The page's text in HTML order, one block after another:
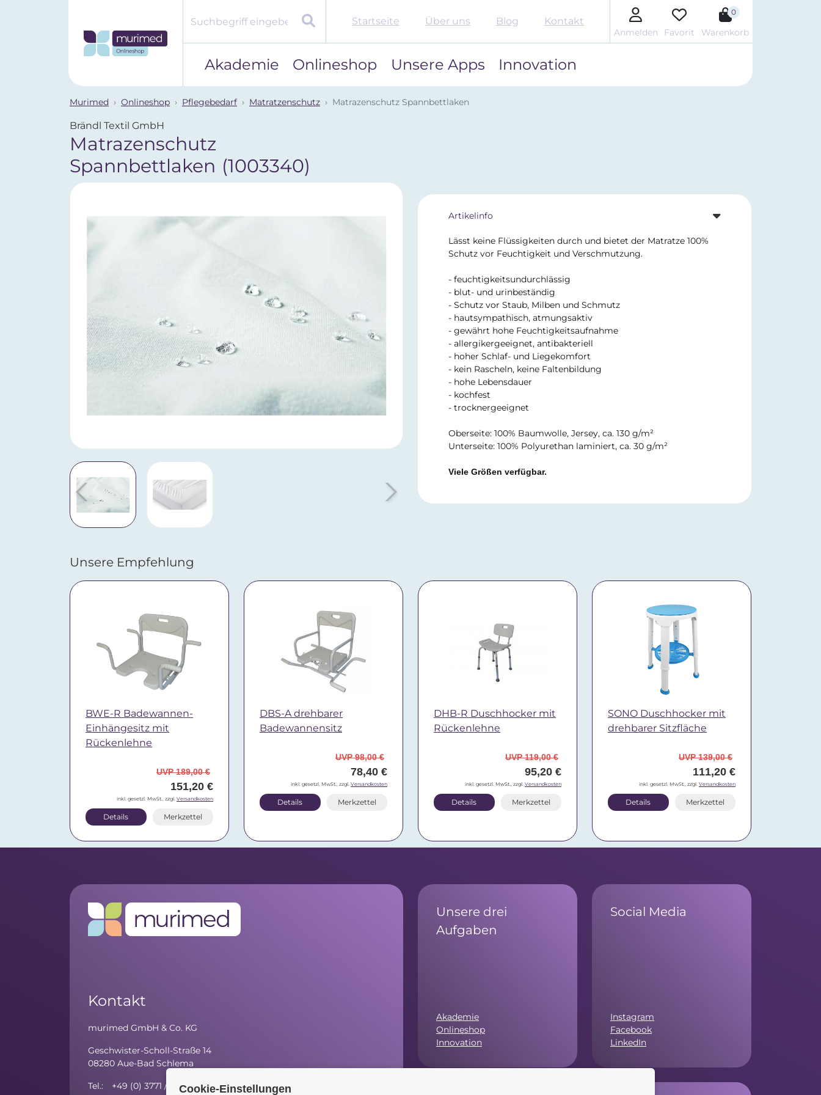
Startseite Über uns Blog Kontakt
Anmelden Favorit
0
Warenkorb
Akademie Onlineshop Unsere Apps Innovation
Murimed Onlineshop Pflegebedarf Matratzenschutz Matrazenschutz Spannbettlaken
Brändl Textil GmbH
Matrazenschutz
Spannbettlaken (1003340)
Artikelinfo
Lässt keine Flüssigkeiten durch und bietet der Matratze 100%
Schutz vor Feuchtigkeit und Verschmutzung.
- feuchtigkeitsundurchlässig
- blut- und urinbeständig
- Schutz vor Staub, Milben und Schmutz
- hautsympathisch, atmungsaktiv
- gewährt hohe Feuchtigkeitsaufnahme
- allergikergeeignet, antibakteriell
- hoher Schlaf- und Liegekomfort
- kein Rascheln, keine Faltenbildung
- hohe Lebensdauer
- kochfest
- trocknergeeignet
Oberseite: 100% Baumwolle, Jersey, ca. 130 g/m²
Unterseite: 100% Polyurethan laminiert, ca. 30 g/m²
Viele Größen verfügbar.
Unsere Empfehlung
BWE-R Badewannen-
Einhängesitz mit
Rückenlehne
UVP 189,00 €
151,20 €
inkl. gesetzl. MwSt., zzgl. Versandkosten
Details Merkzettel
DBS-A drehbarer
Badewannensitz
UVP 98,00 €
78,40 €
inkl. gesetzl. MwSt., zzgl. Versandkosten
Details Merkzettel
DHB-R Duschhocker mit
Rückenlehne
UVP 119,00 €
95,20 €
inkl. gesetzl. MwSt., zzgl. Versandkosten
Details Merkzettel
SONO Duschhocker mit
drehbarer Sitzfläche
UVP 139,00 €
111,20 €
inkl. gesetzl. MwSt., zzgl. Versandkosten
Details Merkzettel
Kontakt
murimed GmbH & Co. KG
Geschwister-Scholl-Straße 14
08280 Aue-Bad Schlema
Tel.: +49 (0) 3771 / 59 81 - 10
Unsere drei
Aufgaben
Akademie
Onlineshop
Innovation
Social Media
Instagram
Facebook
LinkedIn
Cookie-Einstellungen